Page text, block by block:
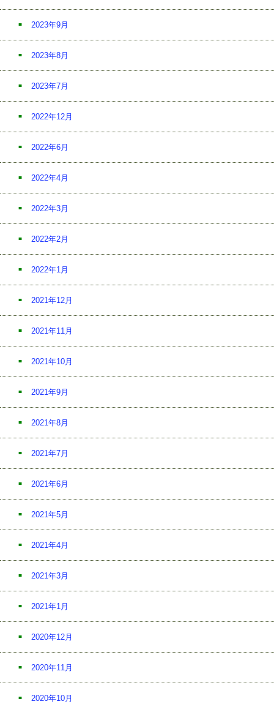
2023年9月
2023年8月
2023年7月
2022年12月
2022年6月
2022年4月
2022年3月
2022年2月
2022年1月
2021年12月
2021年11月
2021年10月
2021年9月
2021年8月
2021年7月
2021年6月
2021年5月
2021年4月
2021年3月
2021年1月
2020年12月
2020年11月
2020年10月